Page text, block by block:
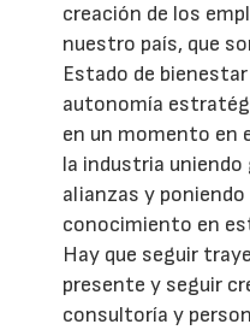
creación de los
nuestro país, que
Estado de
autonomía
en un momento en
la industria
alianzas y
conocimiento en
Hay que seguir
presente y seguir
consultoría y